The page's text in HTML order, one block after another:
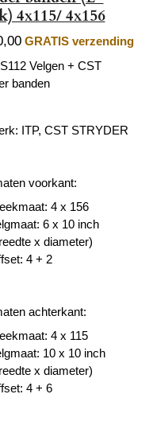
4x115/ 4x156
GRATIS verzending
Velgen + CST
banden
ITP, CST STRYDER
voorkant:
4 x 156
6 x 10 inch
x diameter)
4 + 2
achterkant:
4 x 115
10 x 10 inch
x diameter)
4 + 6